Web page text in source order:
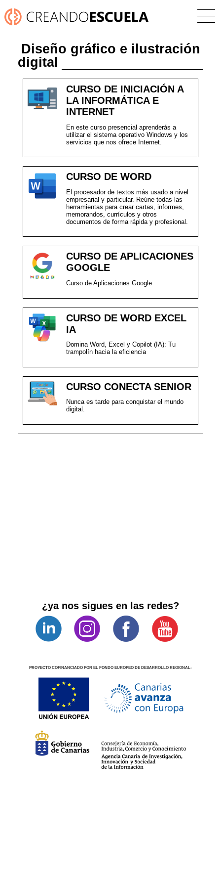
Diseño gráfico e ilustración
digital
CURSO DE INICIACIÓN A
LA INFORMÁTICA E
INTERNET
En este curso presencial aprenderás a
utilizar el sistema operativo Windows y los
servicios que nos ofrece Internet.
CURSO DE WORD
El procesador de textos más usado a nivel
empresarial y particular. Reúne todas las
herramientas para crear cartas, informes,
memorandos, currículos y otros
documentos de forma rápida y profesional.
CURSO DE APLICACIONES
GOOGLE
Curso de Aplicaciones Google
CURSO DE WORD EXCEL
IA
Domina Word, Excel y Copilot (IA): Tu
trampolín hacia la eficiencia
CURSO CONECTA SENIOR
Nunca es tarde para conquistar el mundo
digital.
¿ya nos sigues en las redes?
PROYECTO COFINANCIADO POR EL FONDO EUROPEO DE DESARROLLO REGIONAL: